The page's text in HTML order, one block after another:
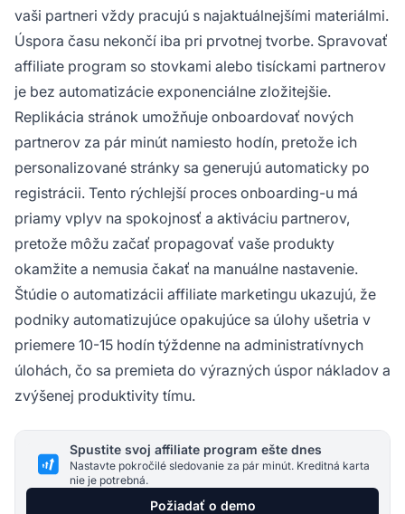
vaši partneri vždy pracujú s najaktuálnejšími materiálmi.
Úspora času nekončí iba pri prvotnej tvorbe. Spravovať
affiliate program so stovkami alebo tisíckami partnerov
je bez automatizácie exponenciálne zložitejšie.
Replikácia stránok umožňuje onboardovať nových
partnerov za pár minút namiesto hodín, pretože ich
personalizované stránky sa generujú automaticky po
registrácii. Tento rýchlejší proces onboarding-u má
priamy vplyv na spokojnosť a aktiváciu partnerov,
pretože môžu začať propagovať vaše produkty
okamžite a nemusia čakať na manuálne nastavenie.
Štúdie o automatizácii affiliate marketingu ukazujú, že
podniky automatizujúce opakujúce sa úlohy ušetria v
priemere 10-15 hodín týždenne na administratívnych
úlohách, čo sa premieta do výrazných úspor nákladov a
zvýšenej produktivity tímu.
Spustite svoj affiliate program ešte dnes
Nastavte pokročilé sledovanie za pár minút. Kreditná karta
nie je potrebná.
Požiadať o demo